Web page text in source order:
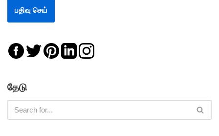
தேடு